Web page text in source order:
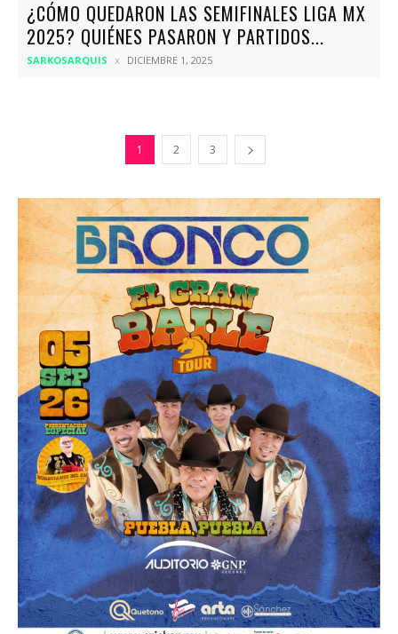
¿CÓMO QUEDARON LAS SEMIFINALES LIGA MX
2025? QUIÉNES PASARON Y PARTIDOS...
SARKOSARQUIS DICIEMBRE 1, 2025
1 2 3